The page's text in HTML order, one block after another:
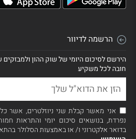
הרשמה לדיוור
הירשם לסיכום היומי של שוק ההון ולמבזקים
חובה לכל משקיע
אני מאשר קבלת שני ניוזלטרים, אשר
נפרדת, בנושאים סיכום יומי והתראות
בדואר אלקטרוני ו/ או באמצעות הסלולר